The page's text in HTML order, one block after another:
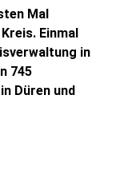
Mal
Einmal
in
745
Düren und